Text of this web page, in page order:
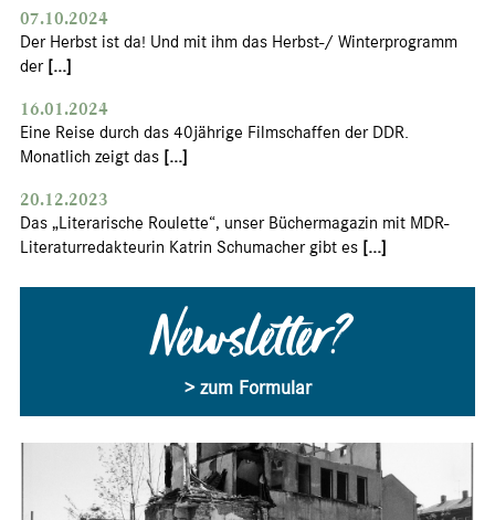
07.10.2024
Der Herbst ist da! Und mit ihm das Herbst-/ Winterprogramm
der [...]
16.01.2024
Eine Reise durch das 40jährige Filmschaffen der DDR.
Monatlich zeigt das [...]
20.12.2023
Das „Literarische Roulette“, unser Büchermagazin mit MDR-
Literaturredakteurin Katrin Schumacher gibt es [...]
Newsletter?
> zum Formular